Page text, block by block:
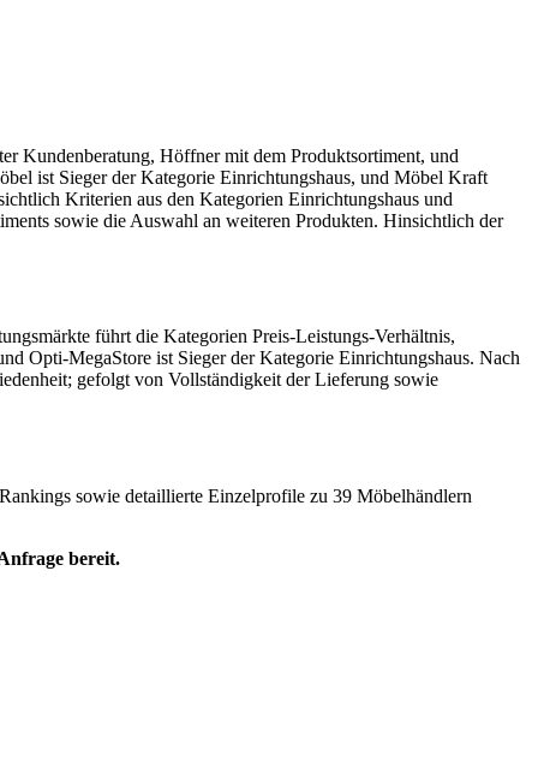
Kundenberatung, Höffner mit dem Produktsortiment, und
ist Sieger der Kategorie Einrichtungshaus, und Möbel Kraft
Kriterien aus den Kategorien Einrichtungshaus und
sowie die Auswahl an weiteren Produkten. Hinsichtlich der
führt die Kategorien Preis-Leistungs-Verhältnis,
Opti-MegaStore ist Sieger der Kategorie Einrichtungshaus. Nach
gefolgt von Vollständigkeit der Lieferung sowie
sowie detaillierte Einzelprofile zu 39 Möbelhändlern
bereit.